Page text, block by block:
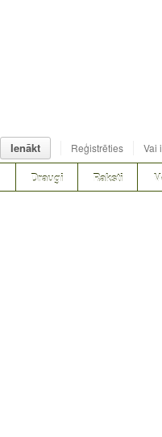
Ienākt Reģistrēties Vai
Draugi Raksti